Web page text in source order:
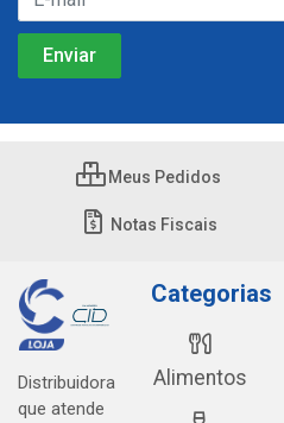
Meus Pedidos
Notas Fiscais
Distribuidora
que atende
Categorias
Alimentos